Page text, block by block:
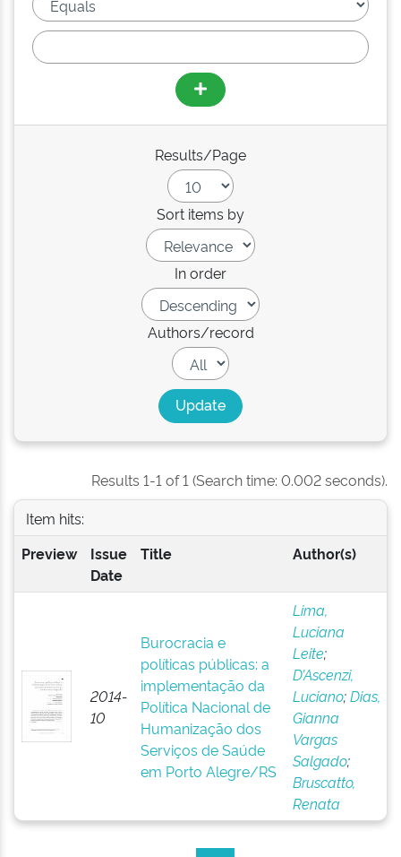
Results/Page
Sort items by
In order
Authors/record
Results 1-1 of 1 (Search time: 0.002 seconds).
Item hits:
Preview
Issue
Date
Title Author(s)
2014-
10
Burocracia e
políticas públicas: a
implementação da
Política Nacional de
Humanização dos
Serviços de Saúde
em Porto Alegre/RS
Lima,
Luciana
Leite;
D’Ascenzi,
Luciano;Dias,
Gianna
Vargas
Salgado;
Bruscatto,
Renata